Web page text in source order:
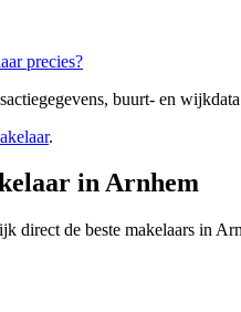
precies?
buurt- en
.
in Arnhem
direct de beste makelaars in